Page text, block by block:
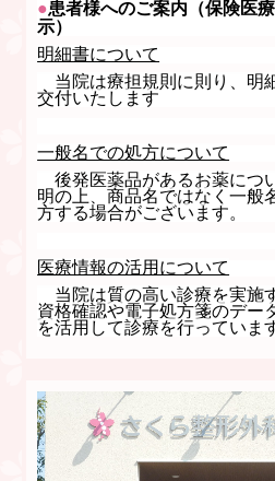
●患者様へのご案内（保険医
示）
明細書について
当院は療担規則に則り、明
交付いたします
一般名での処方について
後発医薬品があるお薬につ
明の上、商品名ではなく一般
方する場合がございます。
医療情報の活用について
当院は質の高い診療を実施
資格確認や電子処方箋のデー
を活用して診療を行っていま